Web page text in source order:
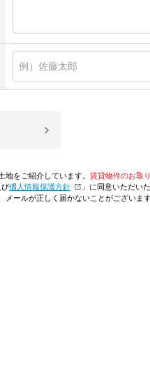
をご紹介しています。 賃貸物件のお取
び「個人情報保護方針
」に同意いただい
メールが正しく届かないことがございます